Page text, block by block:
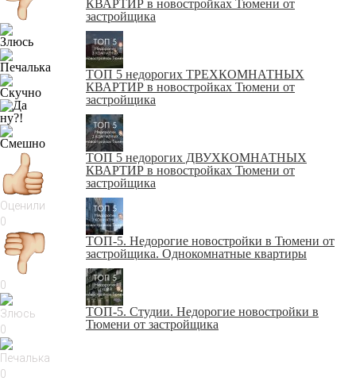
Оценили
0
0
0
0
КВАРТИР в новостройках Тюмени от
застройщика
ТОП 5 недорогих ТРЕХКОМНАТНЫХ
КВАРТИР в новостройках Тюмени от
застройщика
ТОП 5 недорогих ДВУХКОМНАТНЫХ
КВАРТИР в новостройках Тюмени от
застройщика
ТОП-5. Недорогие новостройки в Тюмени от
застройщика. Однокомнатные квартиры
ТОП-5. Студии. Недорогие новостройки в
Тюмени от застройщика